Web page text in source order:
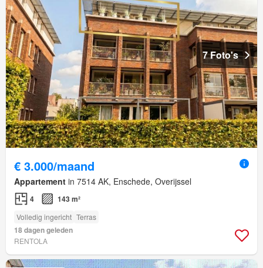
7 Foto's
€ 3.000/maand
Appartement in 7514 AK, Enschede, Overijssel
4 143 m²
Volledig ingericht Terras
18 dagen geleden
RENTOLA